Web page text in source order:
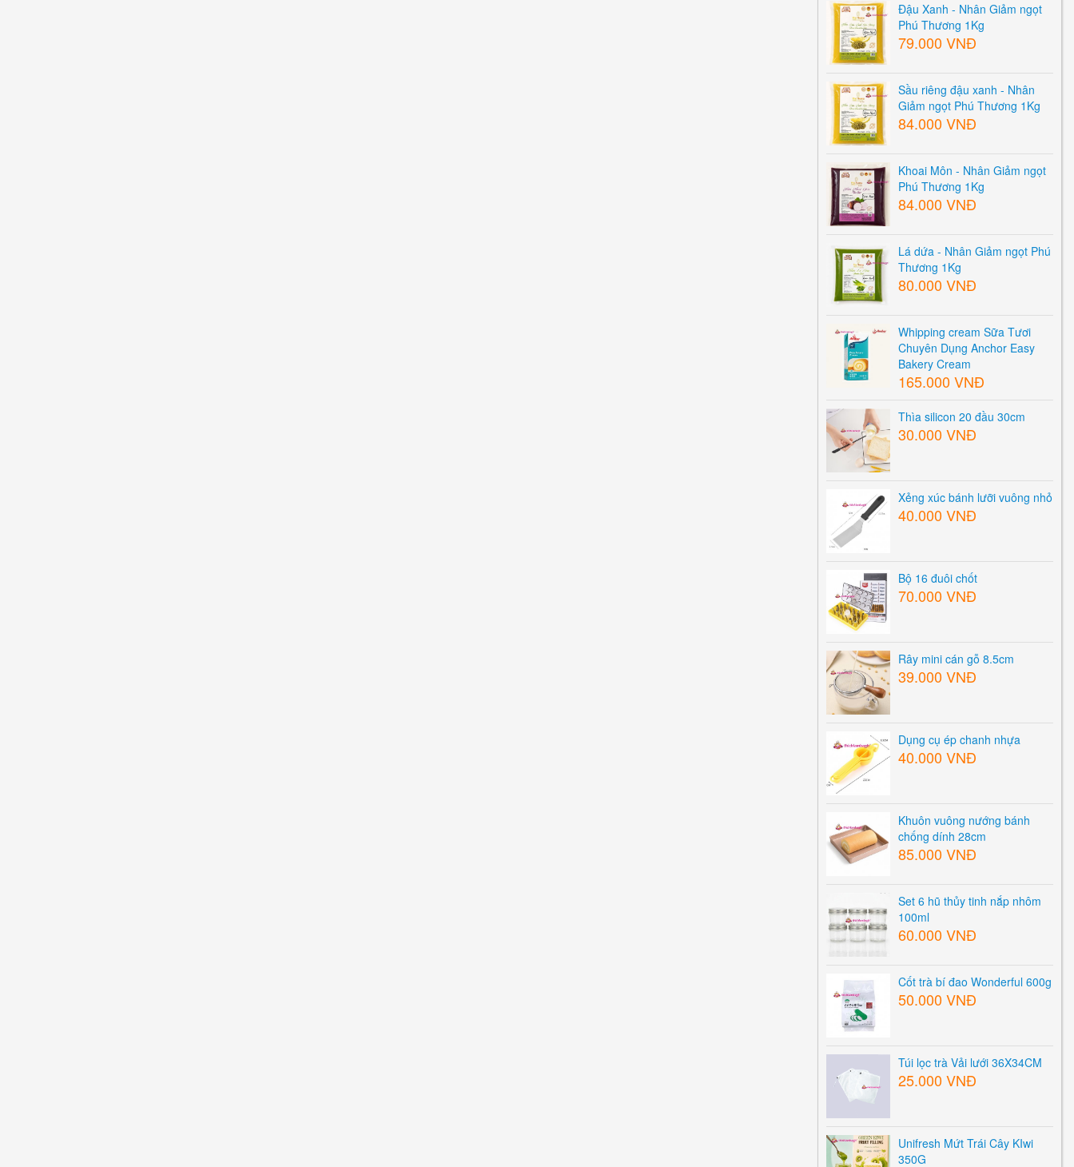
Đậu Xanh - Nhân Giảm ngọt
Phú Thương 1Kg
79.000 VNĐ
Sầu riêng đậu xanh - Nhân
Giảm ngọt Phú Thương 1Kg
84.000 VNĐ
Khoai Môn - Nhân Giảm ngọt
Phú Thương 1Kg
84.000 VNĐ
Lá dứa - Nhân Giảm ngọt Phú
Thương 1Kg
80.000 VNĐ
Whipping cream Sữa Tươi
Chuyên Dụng Anchor Easy
Bakery Cream
165.000 VNĐ
Thìa silicon 20 đầu 30cm
30.000 VNĐ
Xẻng xúc bánh lưỡi vuông nhỏ
40.000 VNĐ
Bộ 16 đuôi chốt
70.000 VNĐ
Rây mini cán gỗ 8.5cm
39.000 VNĐ
Dụng cụ ép chanh nhựa
40.000 VNĐ
Khuôn vuông nướng bánh
chống dính 28cm
85.000 VNĐ
Set 6 hũ thủy tinh nắp nhôm
100ml
60.000 VNĐ
Cốt trà bí đao Wonderful 600g
50.000 VNĐ
Túi lọc trà Vải lưới 36X34CM
25.000 VNĐ
Unifresh Mứt Trái Cây KIwi
350G